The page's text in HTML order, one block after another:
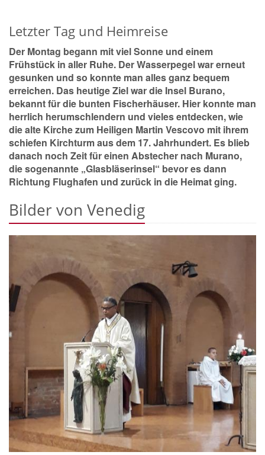
Letzter Tag und Heimreise
Der Montag begann mit viel Sonne und einem
Frühstück in aller Ruhe. Der Wasserpegel war erneut
gesunken und so konnte man alles ganz bequem
erreichen. Das heutige Ziel war die Insel Burano,
bekannt für die bunten Fischerhäuser. Hier konnte man
herrlich herumschlendern und vieles entdecken, wie
die alte Kirche zum Heiligen Martin Vescovo mit ihrem
schiefen Kirchturm aus dem 17. Jahrhundert. Es blieb
danach noch Zeit für einen Abstecher nach Murano,
die sogenannte „Glasbläserinsel“ bevor es dann
Richtung Flughafen und zurück in die Heimat ging.
Bilder von Venedig